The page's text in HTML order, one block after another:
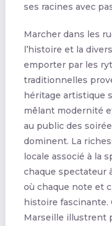
ses racines avec
Marcher dans les
l’histoire et la
emporter par les
traditionnelles
héritage artistique
mêlant modernité
au public des
dominent. La
locale associé à la
chaque spectateur
où chaque note et
histoire fascinante.
Marseille illustrent